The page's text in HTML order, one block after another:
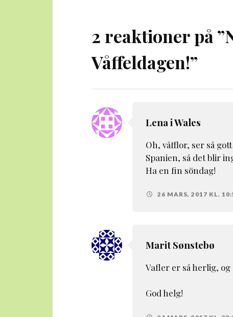
2 reaktioner på ”
Våffeldagen!”
Lena i Wales
Oh, våfflor, ser så
Spanien, så det blir
Ha en fin söndag!
26 MARS, 2017 KL.
Marit Sønstebø
Vafler er så herlig,
God helg!